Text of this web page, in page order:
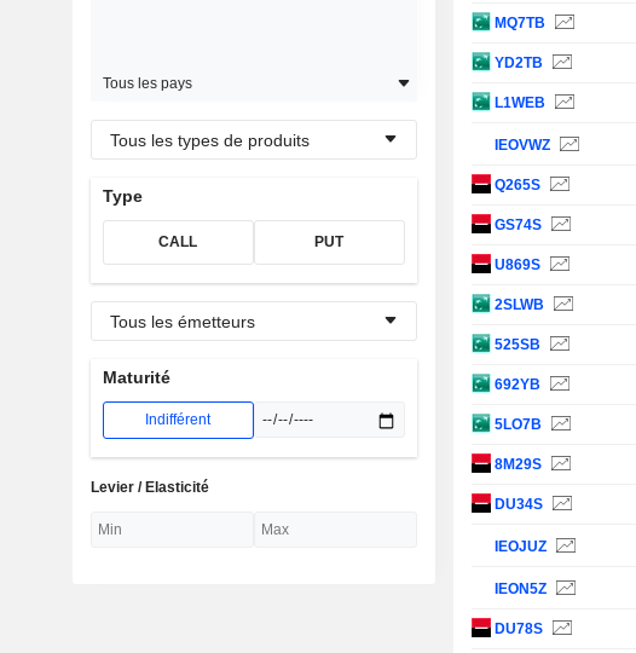
Tous les pays
Tous les types de produits
Type
CALL PUT
Tous les émetteurs
Maturité
Indifférent
Levier / Elasticité
MQ7TB
YD2TB
L1WEB
IEOVWZ
Q265S
GS74S
U869S
2SLWB
525SB
692YB
5LO7B
8M29S
DU34S
IEOJUZ
IEON5Z
DU78S